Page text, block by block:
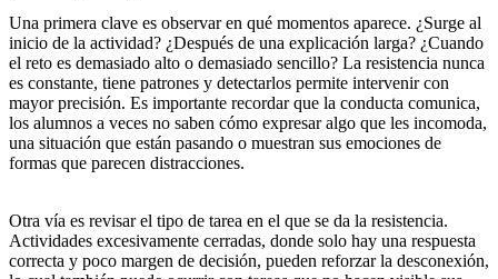
Una primera clave es observar en qué momentos aparece. ¿Surge al
inicio de la actividad? ¿Después de una explicación larga? ¿Cuando
el reto es demasiado alto o demasiado sencillo? La resistencia nunca
es constante, tiene patrones y detectarlos permite intervenir con
mayor precisión. Es importante recordar que la conducta comunica,
los alumnos a veces no saben cómo expresar algo que les incomoda,
una situación que están pasando o muestran sus emociones de
formas que parecen distracciones.
Otra vía es revisar el tipo de tarea en el que se da la resistencia.
Actividades excesivamente cerradas, donde solo hay una respuesta
correcta y poco margen de decisión, pueden reforzar la desconexión,